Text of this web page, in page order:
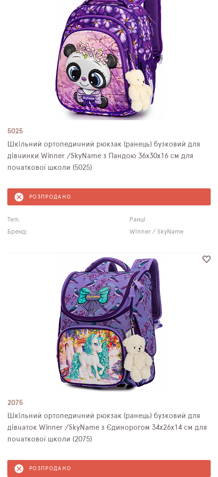
5025
Шкільний ортопедичний рюкзак (ранець) бузковий для
дівчинки Winner /SkyName з Пандою 36х30х16 см для
початкової школи (5025)
РОЗПРОДАНО
Тип:
Ранці
Бренд:
Winner / SkyName
2075
Шкільний ортопедичний рюкзак (ранець) бузковий для
дівчаток Winner /SkyName з Єдинорогом 34х26х14 см для
початкової школи (2075)
РОЗПРОДАНО